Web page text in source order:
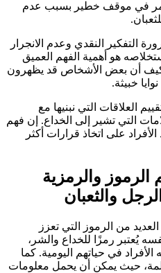
في موقف خطير بسبب عدم
التفكير النقدي وعدم الانجرار
هو أهمية الفهم العميق
كيف أن بعض الأشخاص قد يظهرون
خبيثة.
العلاقات التي نبنيها مع
التي تشير إلى الخداع. إن فهم
على اتخاذ قرارات أكثر
الرموز والرمزية
والثعبان
من الرموز التي تعزز
يُعتبر رمزًا للخداع والشر،
في حياتهم اليومية. كما
حيث يمكن أن يحمل معلومات